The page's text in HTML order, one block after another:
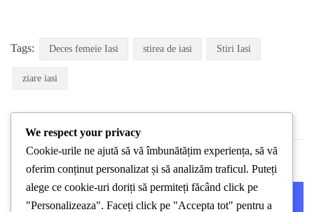
Tags: Deces femeie Iasi stirea de iasi Stiri Iasi
ziare iasi
PREVIOUS POST NEXT POST
We respect your privacy
Cookie-urile ne ajută să vă îmbunătățim experiența, să vă
oferim conținut personalizat și să analizăm traficul. Puteți
alege ce cookie-uri doriți să permiteți făcând click pe
"Personalizeaza". Faceți click pe "Accepta tot" pentru a